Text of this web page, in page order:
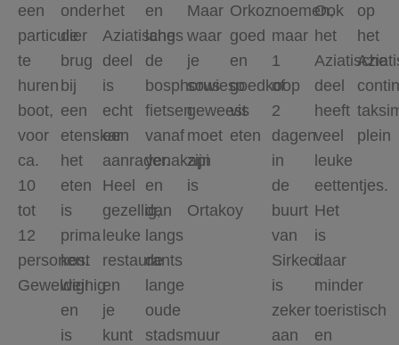
een
particulier
te
huren
boot,
voor
ca.
10
tot
12
personen.
Geweldig!
onder
de
brug
bij
een
etenskar
het
eten
is
prima
kost
weinig
en
is
het
Aziatische
deel
is
echt
een
aanrader.
Heel
gezellig,
leuke
restaurants
en
je
kunt
en
langs
de
bosphorus
fietsen
vanaf
yenakapi
en
dan
langs
de
lange
oude
stadsmuur
Maar
waar
je
sowieso
geweest
moet
zijn
is
Ortakoy
Orkoz
goed
en
goedkoop
vis
eten
noemen,
maar
1
of
2
dagen
in
de
buurt
van
Sirkeci
is
zeker
aan
Ook
het
Aziatische
deel
heeft
veel
leuke
eettentjes.
Het
is
daar
minder
toeristisch
en
op
het
plein